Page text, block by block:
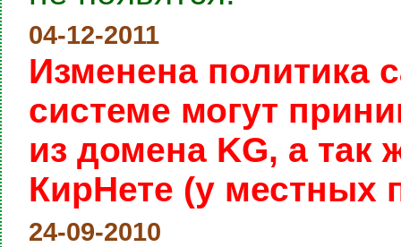
04-12-2011
Изменена политика
системе могут
из домена KG, а
КирНете (у местных
24-09-2010